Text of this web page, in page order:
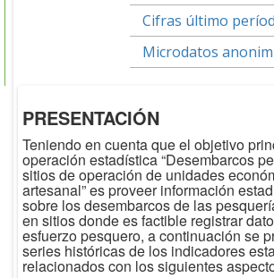
Cifras último
Microdatos
PRESENTACIÓN
Teniendo en cuenta que el objetivo
operación estadística “Desembarcos
sitios de operación de unidades
artesanal” es proveer información
sobre los desembarcos de las
en sitios donde es factible registrar
esfuerzo pesquero, a continuación se
series históricas de los indicadores
relacionados con los siguientes